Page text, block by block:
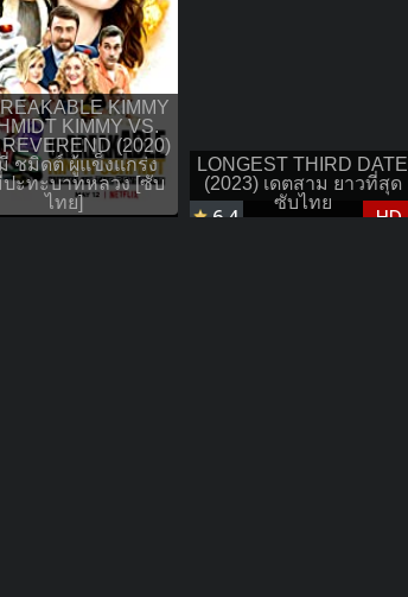
KIMMY
KIMMY VS.
(2020)
ชมิดต์ ผู้แข็งแกร่ง
ะทะบาทหลวง [ซับ
ไทย]
LONGEST THIRD DATE
(2023) เดตสาม ยาวที่สุด
ซับไทย
6.4 HD